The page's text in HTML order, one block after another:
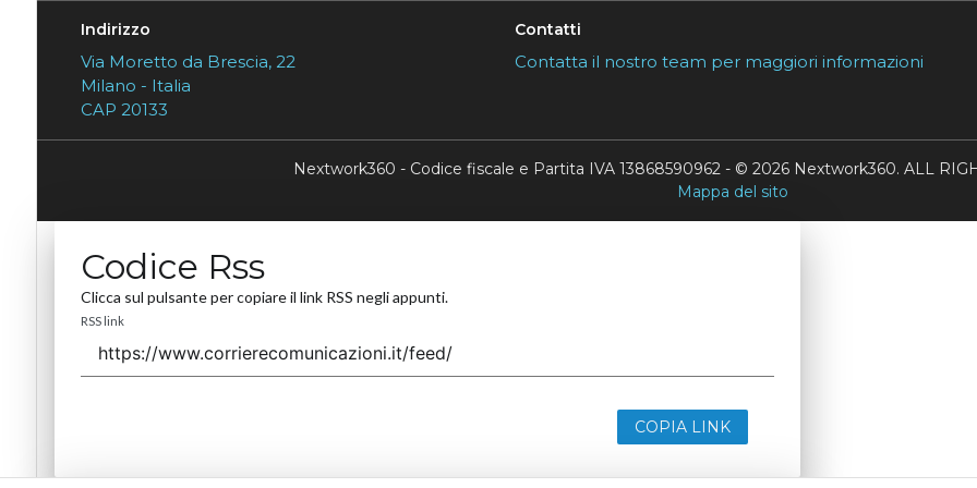
Indirizzo
Via Moretto da Brescia, 22
Milano - Italia
CAP 20133
Contatti
Contatta il nostro team per maggiori informazioni
Nextwork360 - Codice fiscale e Partita IVA 13868590962 - © 2026 Nextwork360. ALL
Mappa del sito
Codice Rss
Clicca sul pulsante per copiare il link RSS negli appunti.
RSS link
COPIA LINK